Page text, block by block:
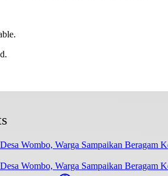
Wombo, Warga Sampaikan Beragam